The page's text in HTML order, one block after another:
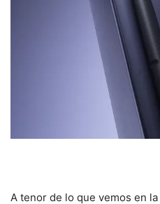
A tenor de lo que vemos en